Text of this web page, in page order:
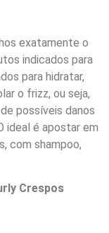
exatamente o
indicados para
para hidratar,
o frizz, ou seja,
possíveis danos
ideal é apostar em
com shampoo,
Crespos